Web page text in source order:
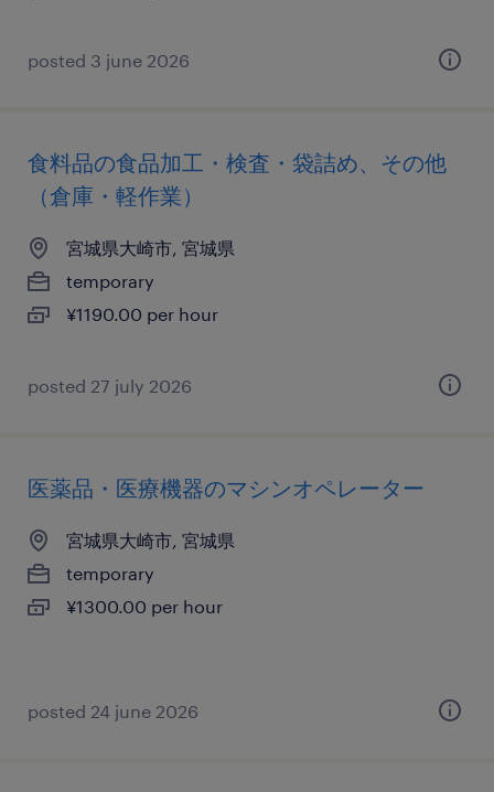
posted 3 june 2026
食料品の食品加工・検査・袋詰め、その他
（倉庫・軽作業）
宮城県大崎市, 宮城県
temporary
¥1190.00 per hour
posted 27 july 2026
医薬品・医療機器のマシンオペレーター
宮城県大崎市, 宮城県
temporary
¥1300.00 per hour
posted 24 june 2026